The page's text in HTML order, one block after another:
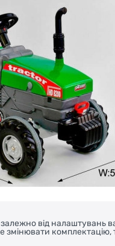
залежно від налаштувань
змінювати комплектацію,